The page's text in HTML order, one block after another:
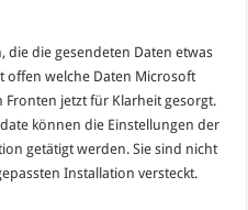
die die gesendeten Daten etwas
offen welche Daten Microsoft
jetzt für Klarheit gesorgt.
können die Einstellungen der
getätigt werden. Sie sind nicht
Installation versteckt.